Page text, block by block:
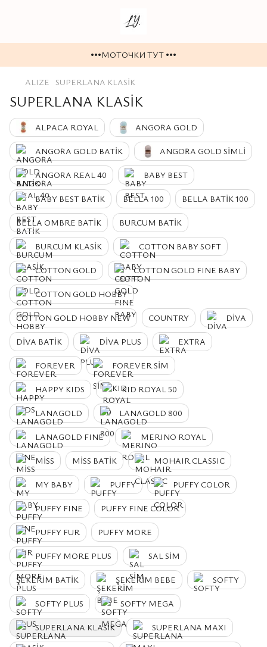
•••МОТОЧКИ ТУТ •••
ALIZE SUPERLANA KLASİK
SUPERLANA KLASİK
ALPACA ROYAL ANGORA GOLD
ANGORA GOLD BATİK ANGORA GOLD SİMLİ
ANGORA REAL 40 BABY BEST
BABY BEST BATİK BELLA 100 BELLA BATİK 100
BELLA OMBRE BATİK BURCUM BATİK
BURCUM KLASİK COTTON BABY SOFT
COTTON GOLD COTTON GOLD FINE BABY
COTTON GOLD HOBBY
COTTON GOLD HOBBY NEW COUNTRY DİVA
DİVA BATİK DİVA PLUS EXTRA
FOREVER FOREVER SİM
HAPPY KIDS KID ROYAL 50
LANAGOLD LANAGOLD 800
LANAGOLD FINE MERINO ROYAL
MİSS MİSS BATİK MOHAIR CLASSIC
MY BABY PUFFY PUFFY COLOR
PUFFY FINE PUFFY FINE COLOR
PUFFY FUR PUFFY MORE
PUFFY MORE PLUS SAL SİM
ŞEKERİM BATİK ŞEKERİM BEBE SOFTY
SOFTY PLUS SOFTY MEGA
SUPERLANA KLASİK SUPERLANA MAXI